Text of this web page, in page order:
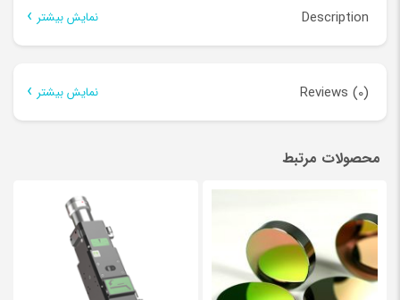
Description نمایش بیشتر
Reviews (0) نمایش بیشتر
Be the first to review “عدسی لیزر co2 چینی”
بخش‌های موردنیاز علامت‌گذاری
شده‌اند
Your rating
*
محصولات مرتبط